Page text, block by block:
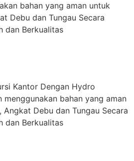
bahan yang aman untuk
Debu dan Tungau Secara
dan Berkualitas
Kantor Dengan Hydro
menggunakan bahan yang aman
Angkat Debu dan Tungau Secara
dan Berkualitas